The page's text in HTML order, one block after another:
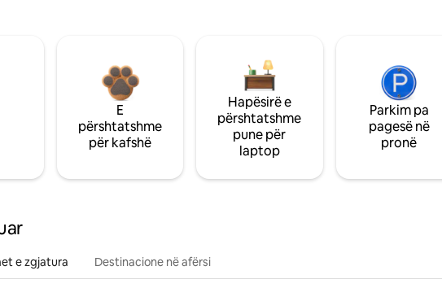
E
përshtatshme
për kafshë
Hapësirë e
përshtatshme
pune për
laptop
Parkim pa
pagesë në
pronë
e zgjatura Destinacione në afërsi